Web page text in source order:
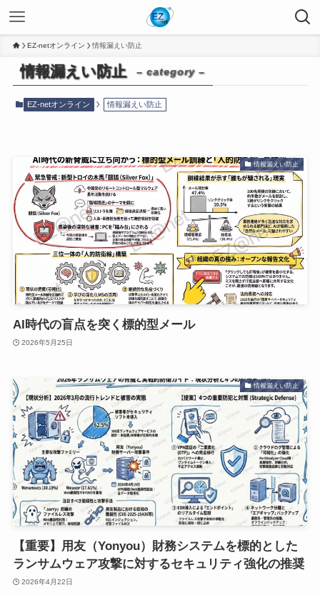
EZ-netオンライン 情報漏えい防止
情報漏えい防止 – category –
EZ-netオンライン 情報漏えい防止
情報漏えい防止
AI時代の盲点を突く標的型メール
2026年5月25日
情報漏えい防止
【重要】用友（Yonyou）財務システムを標的とした
ランサムウェア攻撃に対するセキュリティ強化の推奨
2026年4月22日